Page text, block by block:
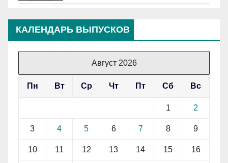
КАЛЕНДАРЬ ВЫПУСКОВ
Август 2026
Пн Вт Ср Чт Пт Сб Вс
1 2
3 4 5 6 7 8 9
10 11 12 13 14 15 16